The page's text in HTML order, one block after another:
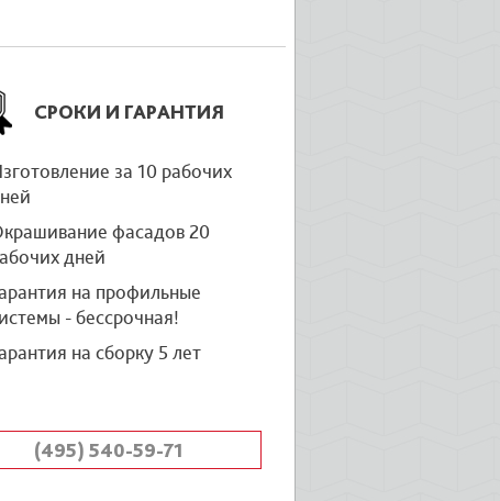
СРОКИ И ГАРАНТИЯ
за 10 рабочих
фасадов 20
дней
на профильные
- бессрочная!
на сборку 5 лет
(495) 540-59-71